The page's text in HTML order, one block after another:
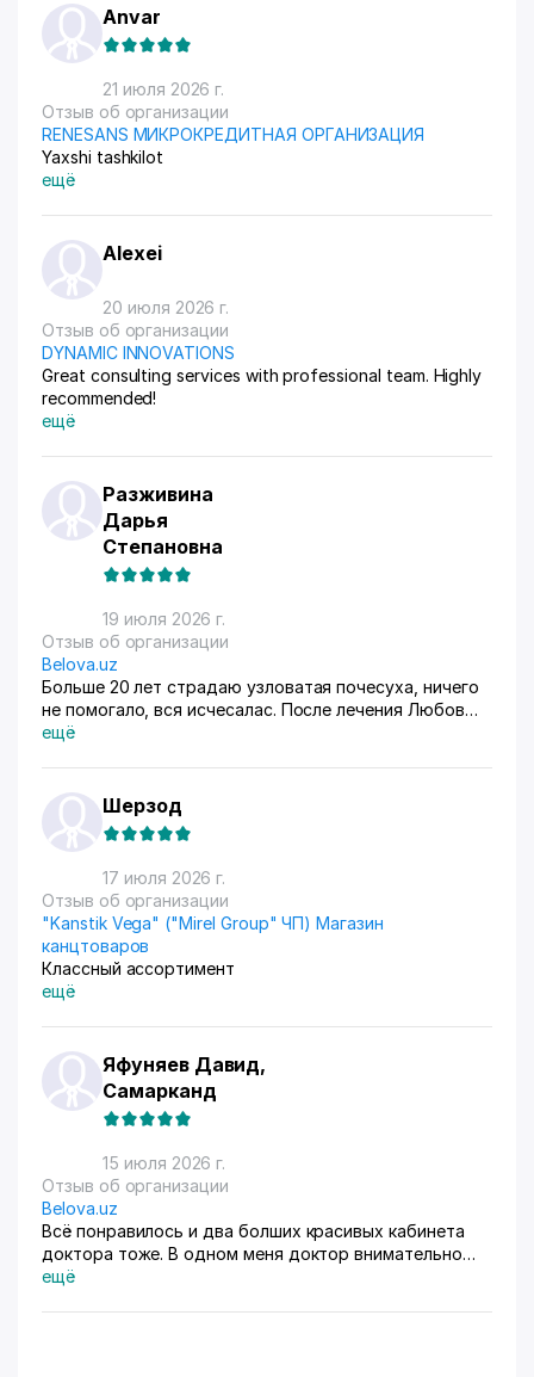
Anvar
21 июля 2026 г.
Отзыв об организации
RENESANS МИКРОКРЕДИТНАЯ ОРГАНИЗАЦИЯ
Yaxshi tashkilot
ещё
Alexei
20 июля 2026 г.
Отзыв об организации
DYNAMIC INNOVATIONS
Great consulting services with professional team. Highly
recommended!
ещё
Разживина
Дарья
Степановна
19 июля 2026 г.
Отзыв об организации
Belova.uz
Больше 20 лет страдаю узловатая почесуха, ничего
не помогало, вся исчесалас. После лечения Любов
Владимировны 90% болячек ушло, сейчас
ещё
Шерзод
17 июля 2026 г.
Отзыв об организации
"Kanstik Vega" ("Mirel Group" ЧП) Магазин
канцтоваров
Классный ассортимент
ещё
Яфуняев Давид,
Самарканд
15 июля 2026 г.
Отзыв об организации
Belova.uz
Всё понравилось и два болших красивых кабинета
доктора тоже. В одном меня доктор внимательно
осмотрела. Там на стенах висят в рамках документы,
ещё